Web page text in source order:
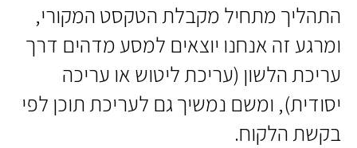
התהליך מתחיל מקבלת הטקסט המקורי,
ומרגע זה אנחנו יוצאים למסע מדהים דרך
עריכת הלשון (עריכת ליטוש או עריכה
יסודית), ומשם נמשיך גם לעריכת תוכן לפי
בקשת הלקוח.